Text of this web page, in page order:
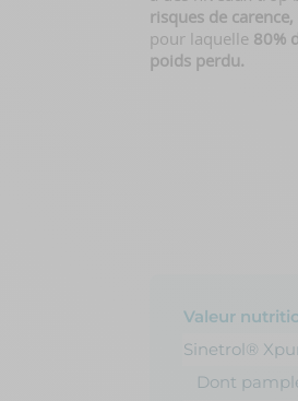
risques de
pour laquelle 80%
poids perdu.
Valeur
Sinetrol®
Dont